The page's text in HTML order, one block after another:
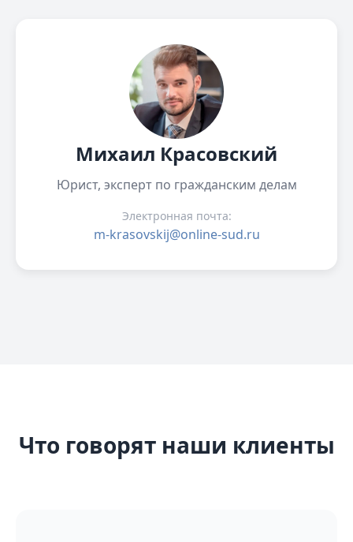
Михаил Красовский
Юрист, эксперт по гражданским делам
Электронная почта:
m-krasovskij@online-sud.ru
Что говорят наши клиенты